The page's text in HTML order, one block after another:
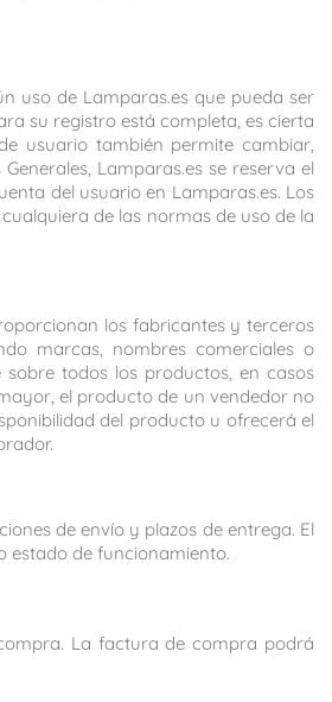
uso de Lamparas.es que pueda ser
su registro está completa, es cierta
usuario también permite cambiar,
Lamparas.es se reserva el
del usuario en Lamparas.es. Los
de las normas de uso de la
los fabricantes y terceros
marcas, nombres comerciales o
todos los productos, en casos
el producto de un vendedor no
del producto u ofrecerá el
de envío y plazos de entrega. El
estado de funcionamiento.
La factura de compra podrá